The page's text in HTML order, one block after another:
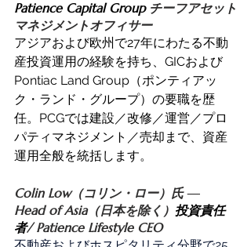
Patience Capital Group チーフアセット
マネジメントオフィサー
アジアおよび欧州で27年にわたる不動
産投資運用の経験を持ち、GICおよび
Pontiac Land Group（ポンティアッ
ク・ランド・グループ）の要職を歴
任。PCGでは建設／改修／運営／プロ
パティマネジメント／売却まで、資産
運用全般を統括します。
Colin Low（コリン・ロー）氏 ―
Head of Asia（日本を除く） 投資責任
者/ Patience Lifestyle CEO